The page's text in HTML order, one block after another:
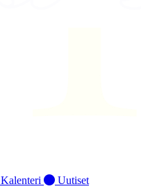
Kalenteri Uutiset